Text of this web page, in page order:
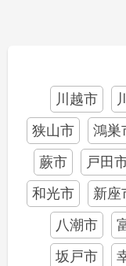
川越市
狭山市
鴻巣
蕨市
戸田
和光市
新座
八潮市
坂戸市